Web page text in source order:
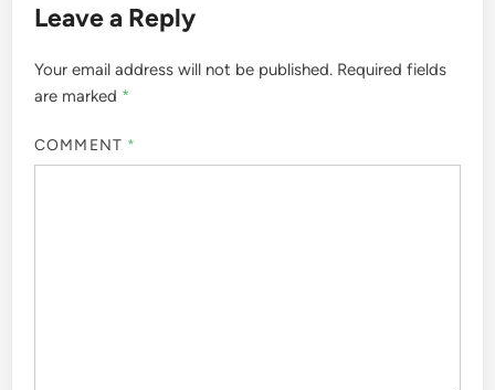
Leave a Reply
Your email address will not be published. Required fields
are marked *
COMMENT *